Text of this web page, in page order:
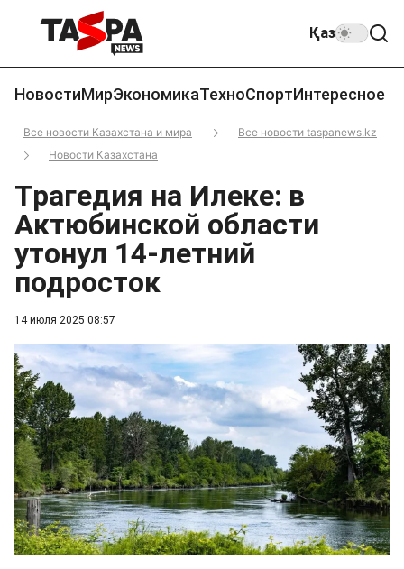
Қаз
НовостиМирЭкономикаТехноСпортИнтересное
Все новости Казахстана и мира
Все новости taspanews.kz
Новости Казахстана
14 июля 2025 08:57
Трагедия на Илеке: в
Актюбинской области
утонул 14-летний
подросток